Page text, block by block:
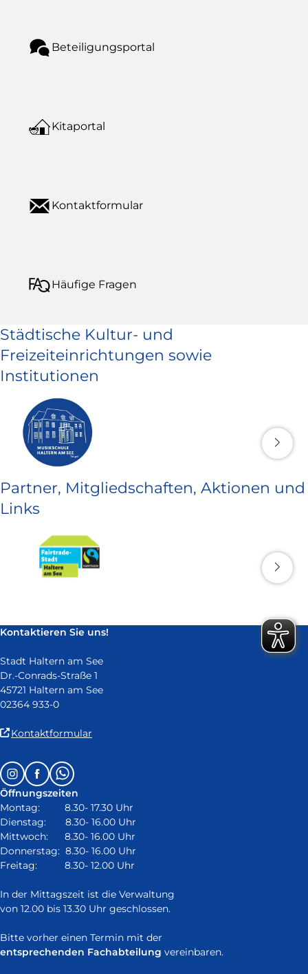
Beteiligungsportal
Kitaportal
Kontaktformular
Häufige Fragen
Städtische Kultur- und
Freizeiteinrichtungen sowie
Institutionen
Partner, Mitgliedschaften, Aktionen und
Links
Kontaktieren Sie uns!
Stadt Haltern am See
Dr.-Conrads-Straße 1
45721 Haltern am See
02364 933-0
Kontaktformular
in
neuem
Fenster)
Follow
us
on:
InstagramFacebookWhatsapp
Öffnungszeiten
Montag: 8.30- 17.30 Uhr
Dienstag: 8.30- 16.00 Uhr
Mittwoch: 8.30- 16.00 Uhr
Donnerstag: 8.30- 16.00 Uhr
Freitag: 8.30- 12.00 Uhr
In der Mittagszeit ist die Verwaltung
von 12.00 bis 13.30 Uhr geschlossen.
Bitte vorher einen Termin mit der
entsprechenden Fachabteilung vereinbaren.